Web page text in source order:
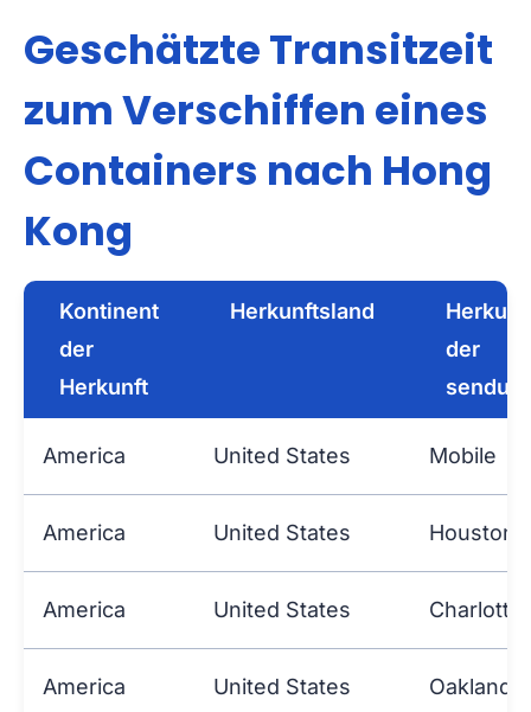
Geschätzte Transitzeit
zum Verschiffen eines
Containers nach Hong
Kong
Kontinent
der
Herkunft
Herkunftsland
der
America United States Mobile
America United States Houston,
America United States Charlotte
America United States Oakland